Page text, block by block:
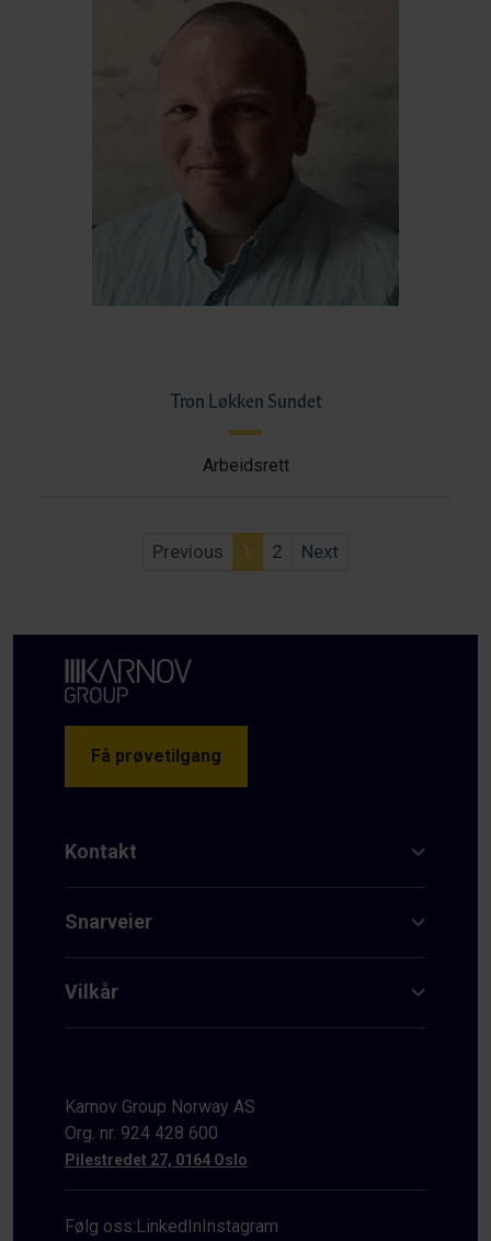
Tron Løkken Sundet
Arbeidsrett
Previous 1 2 Next
Få prøvetilgang
Kontakt
Snarveier
Vilkår
Karnov Group Norway AS
Org. nr. 924 428 600
Pilestredet 27, 0164 Oslo
Følg oss:LinkedInInstagram